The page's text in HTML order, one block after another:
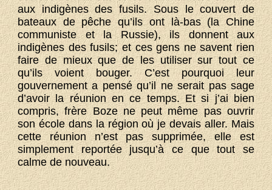
aux indigènes des fusils. Sous le couvert de
bateaux de pêche qu’ils ont là-bas (la Chine
communiste et la Russie), ils donnent aux
indigènes des fusils; et ces gens ne savent rien
faire de mieux que de les utiliser sur tout ce
qu’ils voient bouger. C’est pourquoi leur
gouvernement a pensé qu’il ne serait pas sage
d’avoir la réunion en ce temps. Et si j’ai bien
compris, frère Boze ne peut même pas ouvrir
son école dans la région où je devais aller. Mais
cette réunion n’est pas supprimée, elle est
simplement reportée jusqu’à ce que tout se
calme de nouveau.